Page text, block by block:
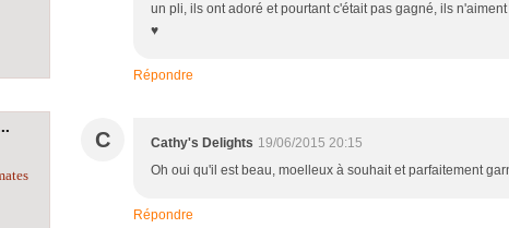
un pli, ils ont adoré et pourtant c'était pas gagné, ils
♥
Répondre
C Cathy's Delights 19/06/2015 20:15
Oh oui qu'il est beau, moelleux à souhait et parfaitement
Répondre